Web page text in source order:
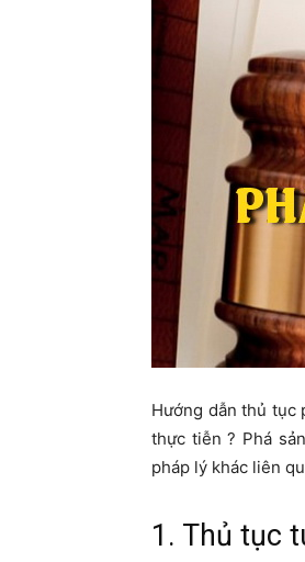
Hướng dẫn thủ tục
thực tiễn ? Phá
pháp lý khác liên
1. Thủ tục